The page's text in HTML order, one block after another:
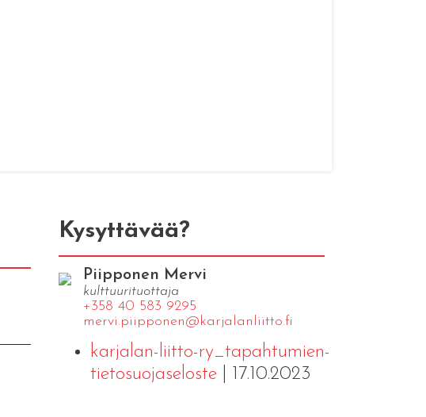
Kysyttävää?
Piipponen Mervi
kulttuurituottaja
+358 40 583 9295
mervi.​piipponen@​kar​jala​nlii​tto.​fi
karjalan-liitto-ry_tapahtumien-
tietosuojaseloste| 17.10.2023